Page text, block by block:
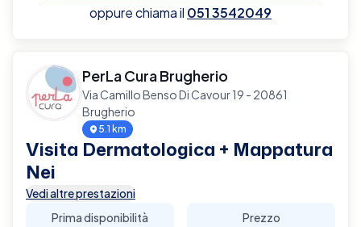
oppure chiama il 051 3542049
PerLa Cura Brugherio
Via Camillo Benso Di Cavour 19 - 20861
Brugherio
5.1 km
Visita Dermatologica + Mappatura
Nei
Vedi altre prestazioni
Prima disponibilità
Prezzo